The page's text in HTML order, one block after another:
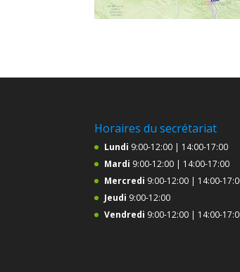
Horaires du secrétariat
Lundi 9:00-12:00 | 14:00-17:00
Mardi 9:00-12:00 | 14:00-17:00
Mercredi 9:00-12:00 | 14:00-
Jeudi 9:00-12:00
Vendredi 9:00-12:00 | 14:00-